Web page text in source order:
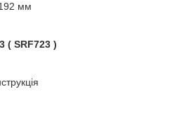
мм
( SRF723 )